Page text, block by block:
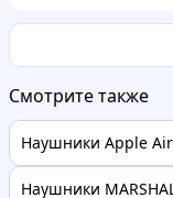
Смотрите также
Наушники Apple
Наушники